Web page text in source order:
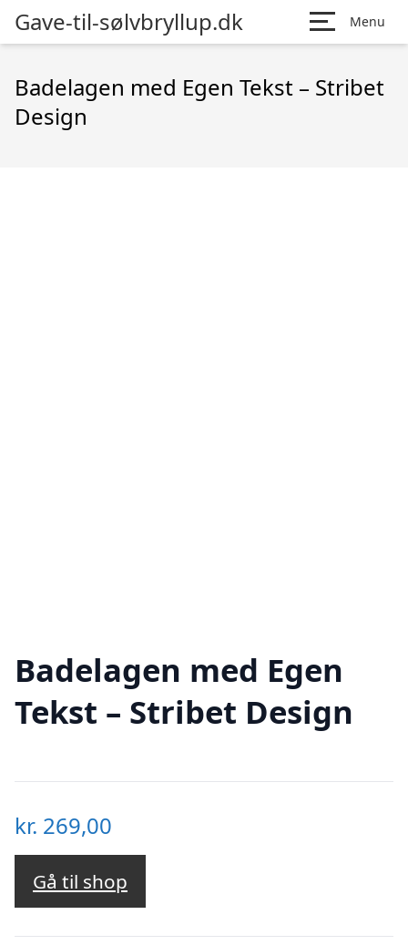
Gave-til-sølvbryllup.dk Menu
Badelagen med Egen Tekst – Stribet
Design
Badelagen med Egen
Tekst – Stribet Design
kr. 269,00
Gå til shop